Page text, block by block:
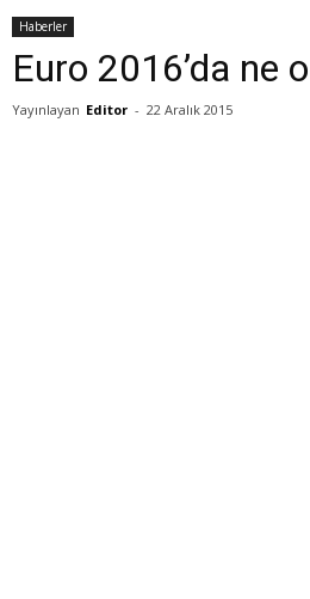
Haberler
Euro 2016’da ne
Yayınlayan Editor - 22 Aralık 2015